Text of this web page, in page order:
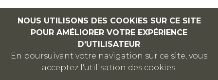
NOUS UTILISONS DES COOKIES SUR CE SITE
POUR AMÉLIORER VOTRE EXPÉRIENCE
D'UTILISATEUR
En poursuivant votre navigation sur ce site, vous
acceptez l'utilisation des cookies.